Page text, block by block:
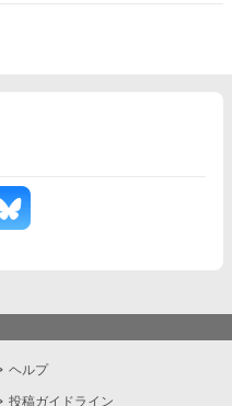
ヘルプ
投稿ガイドライン